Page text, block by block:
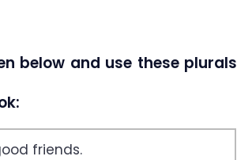
below and use these plurals
friends.